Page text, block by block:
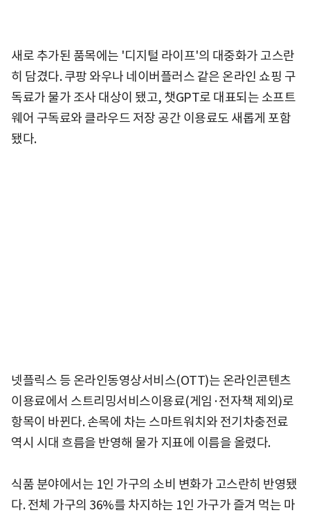
새로 추가된 품목에는 '디지털 라이프'의 대중화가 고스란
히 담겼다. 쿠팡 와우나 네이버플러스 같은 온라인 쇼핑 구
독료가 물가 조사 대상이 됐고, 챗GPT로 대표되는 소프트
웨어 구독료와 클라우드 저장 공간 이용료도 새롭게 포함
됐다.
넷플릭스 등 온라인동영상서비스(OTT)는 온라인콘텐츠
이용료에서 스트리밍서비스이용료(게임·전자책 제외)로
항목이 바뀐다. 손목에 차는 스마트워치와 전기차충전료
역시 시대 흐름을 반영해 물가 지표에 이름을 올렸다.
식품 분야에서는 1인 가구의 소비 변화가 고스란히 반영됐
다. 전체 가구의 36%를 차지하는 1인 가구가 즐겨 먹는 마